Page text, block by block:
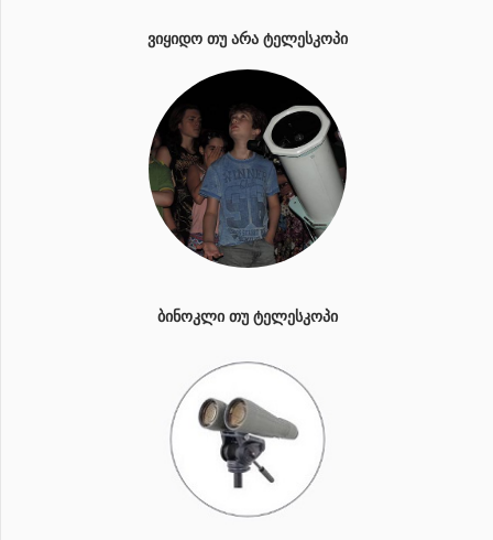
ᲕᲘᲧᲘᲓᲝ ᲗᲣ ᲐᲠᲐ ᲢᲔᲚᲔᲡᲙᲝᲞᲘ
ᲑᲘᲜᲝᲙᲚᲘ ᲗᲣ ᲢᲔᲚᲔᲡᲙᲝᲞᲘ